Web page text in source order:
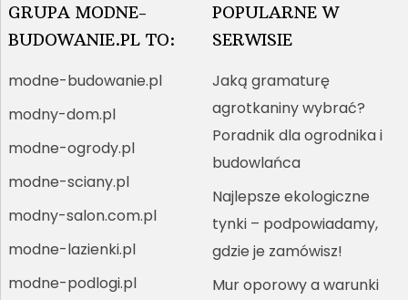
GRUPA MODNE-
BUDOWANIE.PL TO:
modne-budowanie.pl
modny-dom.pl
modne-ogrody.pl
modne-sciany.pl
modny-salon.com.pl
modne-lazienki.pl
modne-podlogi.pl
POPULARNE W
SERWISIE
Jaką gramaturę
agrotkaniny wybrać?
Poradnik dla ogrodnika i
budowlańca
Najlepsze ekologiczne
tynki – podpowiadamy,
gdzie je zamówisz!
Mur oporowy a warunki